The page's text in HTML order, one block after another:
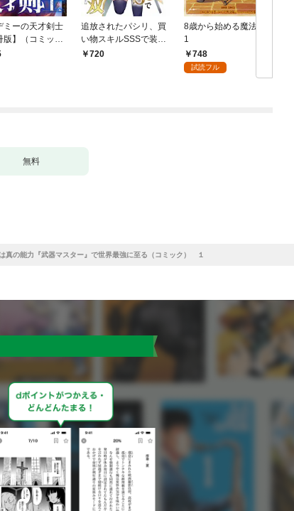
ミーの天才剣士
版】（コミッ
話【フルカラ
追放されたパシリ、買
い物スキルSSSで装備
無双 ～買ったモノを
720
8歳から始める魔法学
1
748
試読フル
無料
真の能力『武器マスター』で世界最強に至る（コミック） １